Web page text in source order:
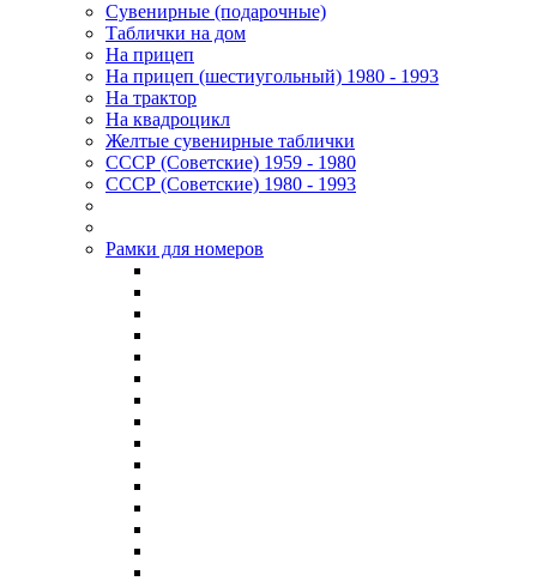
Сувенирные (подарочные)
Таблички на дом
На прицеп
На прицеп (шестиугольный) 1980 - 1993
На трактор
На квадроцикл
Желтые сувенирные таблички
СССР (Советские) 1959 - 1980
СССР (Советские) 1980 - 1993
Рамки для номеров